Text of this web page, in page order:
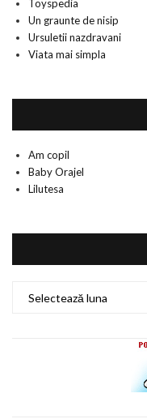
Toyspedia
Un graunte de nisip
Ursuletii nazdravani
Viata mai simpla
Am copil
Baby Orajel
Lilutesa